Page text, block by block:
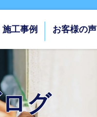
施工事例 お客様の声
グ